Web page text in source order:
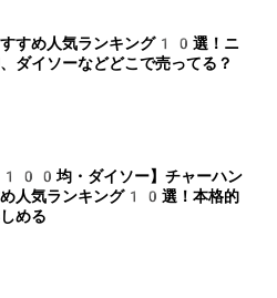
すすめ人気ランキング10選！ニ
ダイソーなどどこで売ってる？
100均・ダイソー】チャーハン
め人気ランキング10選！本格的
める